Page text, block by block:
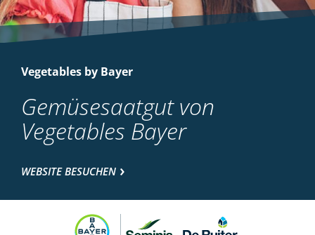
Vegetables by Bayer
Gemüsesaatgut von
Vegetables Bayer
WEBSITE BESUCHEN